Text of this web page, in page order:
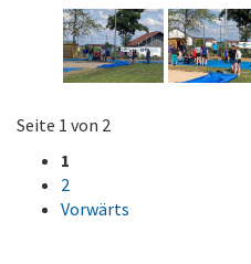
Seite 1 von 2
1
2
Vorwärts